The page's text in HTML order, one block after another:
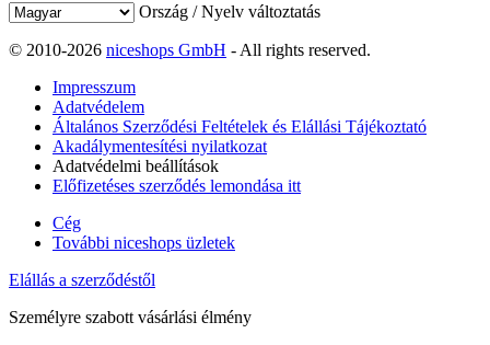
Ország / Nyelv változtatás
© 2010-2026 niceshops GmbH - All rights reserved.
Impresszum
Adatvédelem
Általános Szerződési Feltételek és Elállási Tájékoztató
Akadálymentesítési nyilatkozat
Adatvédelmi beállítások
Előfizetéses szerződés lemondása itt
Cég
További niceshops üzletek
Elállás a szerződéstől
Személyre szabott vásárlási élmény